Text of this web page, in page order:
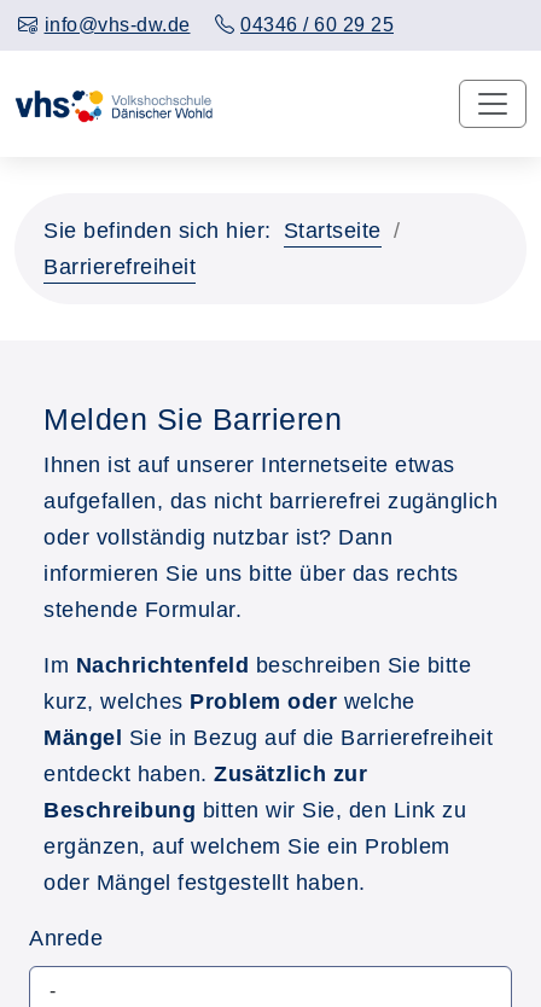
info@vhs-dw.de 04346 / 60 29 25
Sie befinden sich hier:
Startseite
Barrierefreiheit
Melden Sie Barrieren
Ihnen ist auf unserer Internetseite etwas
aufgefallen, das nicht barrierefrei zugänglich
oder vollständig nutzbar ist? Dann
informieren Sie uns bitte über das rechts
stehende Formular.
Im Nachrichtenfeld beschreiben Sie bitte
kurz, welches Problem oder welche
Mängel Sie in Bezug auf die Barrierefreiheit
entdeckt haben. Zusätzlich zur
Beschreibung bitten wir Sie, den Link zu
ergänzen, auf welchem Sie ein Problem
oder Mängel festgestellt haben.
Anrede